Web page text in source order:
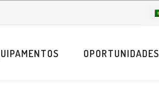
OPORTUNIDADES